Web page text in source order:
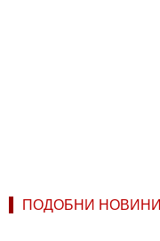
ПОДОБНИ НОВИНИ